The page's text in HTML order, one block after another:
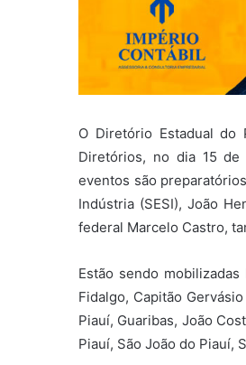
O Diretório Estadual do
Diretórios, no dia 15
eventos são
Indústria (SESI), João
federal Marcelo Castro,
Estão sendo
Fidalgo, Capitão
Piauí, Guaribas, João
Piauí, São João do Piauí,